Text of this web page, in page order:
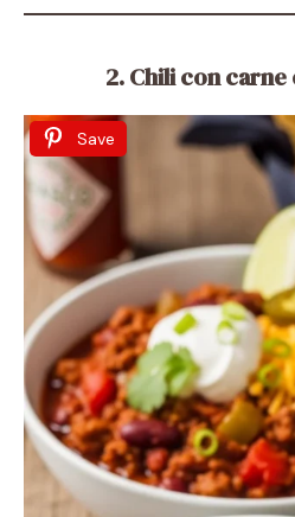
2. Chili con
Save